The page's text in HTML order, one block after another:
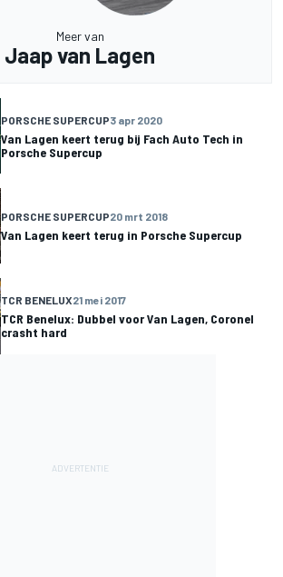
Meer van
Jaap van Lagen
PORSCHE SUPERCUP3 apr 2020
Van Lagen keert terug bij Fach Auto Tech in
Porsche Supercup
PORSCHE SUPERCUP20 mrt 2018
Van Lagen keert terug in Porsche Supercup
TCR BENELUX21 mei 2017
TCR Benelux: Dubbel voor Van Lagen, Coronel
crasht hard